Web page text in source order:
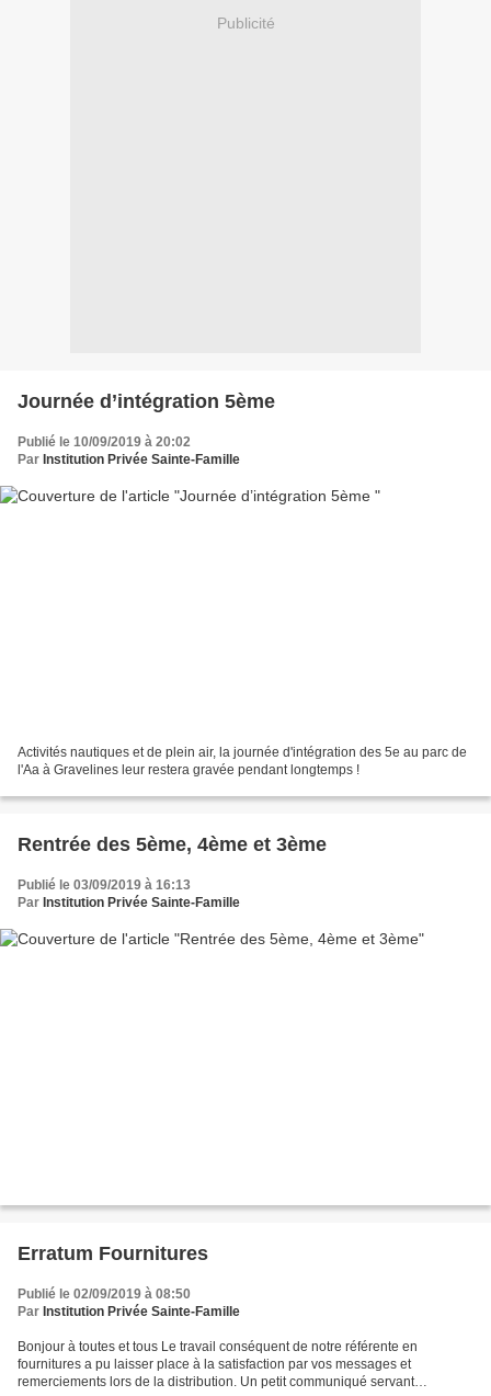
Publicité
Journée d’intégration 5ème
Publié le 10/09/2019 à 20:02
Par Institution Privée Sainte-Famille
Activités nautiques et de plein air, la journée d'intégration des 5e au parc de
l'Aa à Gravelines leur restera gravée pendant longtemps !
Rentrée des 5ème, 4ème et 3ème
Publié le 03/09/2019 à 16:13
Par Institution Privée Sainte-Famille
Erratum Fournitures
Publié le 02/09/2019 à 08:50
Par Institution Privée Sainte-Famille
Bonjour à toutes et tous Le travail conséquent de notre référente en
fournitures a pu laisser place à la satisfaction par vos messages et
remerciements lors de la distribution. Un petit communiqué servant